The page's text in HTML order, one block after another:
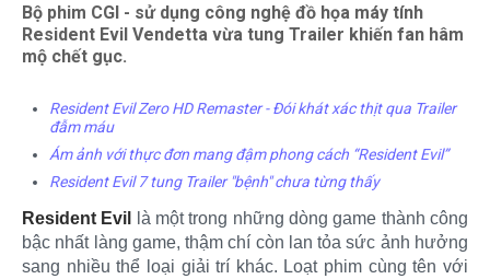
Bộ phim CGI - sử dụng công nghệ đồ họa máy tính
Resident Evil Vendetta vừa tung Trailer khiến fan hâm
mộ chết gục.
Resident Evil Zero HD Remaster - Đói khát xác thịt qua Trailer
đẫm máu
Ám ảnh với thực đơn mang đậm phong cách “Resident Evil”
Resident Evil 7 tung Trailer "bệnh" chưa từng thấy
Resident Evil
là một trong những dòng game thành công
bậc nhất làng game, thậm chí còn lan tỏa sức ảnh hưởng
sang nhiều thể loại giải trí khác. Loạt phim cùng tên với